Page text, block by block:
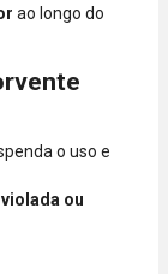
ao longo do
o uso e
violada ou